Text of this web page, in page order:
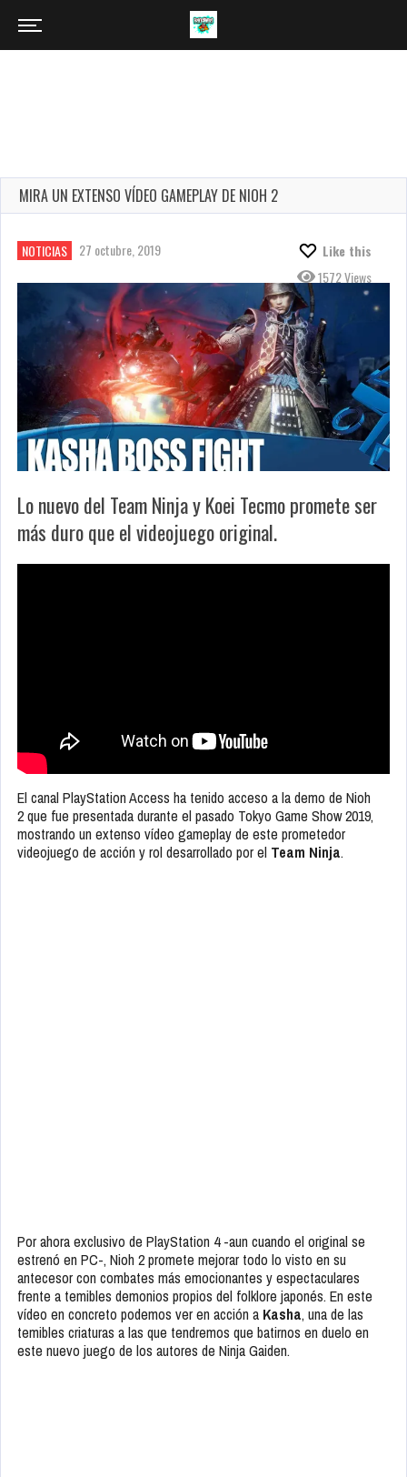
MIRA UN EXTENSO VÍDEO GAMEPLAY DE NIOH 2
NOTICIAS 27 octubre, 2019
Like this
1572 Views
Lo nuevo del Team Ninja y Koei Tecmo promete ser
más duro que el videojuego original.
El canal PlayStation Access ha tenido acceso a la demo de Nioh
2 que fue presentada durante el pasado Tokyo Game Show 2019,
mostrando un extenso vídeo gameplay de este prometedor
videojuego de acción y rol desarrollado por el Team Ninja.
Por ahora exclusivo de PlayStation 4 -aun cuando el original se
estrenó en PC-, Nioh 2 promete mejorar todo lo visto en su
antecesor con combates más emocionantes y espectaculares
frente a temibles demonios propios del folklore japonés. En este
vídeo en concreto podemos ver en acción a Kasha, una de las
temibles criaturas a las que tendremos que batirnos en duelo en
este nuevo juego de los autores de Ninja Gaiden.